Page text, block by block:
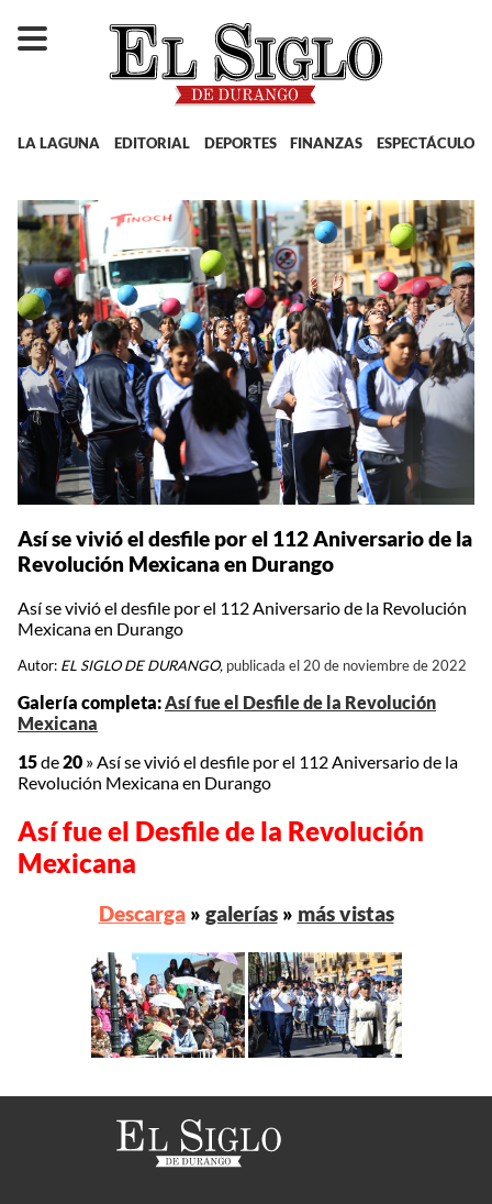
LA LAGUNA EDITORIAL DEPORTES FINANZAS ESPECTÁCULOS
Así se vivió el desfile por el 112 Aniversario de la
Revolución Mexicana en Durango
Así se vivió el desfile por el 112 Aniversario de la Revolución
Mexicana en Durango
Autor: EL SIGLO DE DURANGO, publicada el 20 de noviembre de 2022
Galería completa:Así fue el Desfile de la Revolución
Mexicana
15de20 »Así se vivió el desfile por el 112 Aniversario de la
Revolución Mexicana en Durango
Así fue el Desfile de la Revolución
Mexicana
Descarga» galerías» más vistas